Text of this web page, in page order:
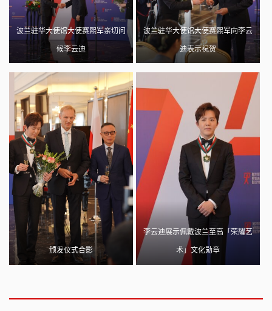
波兰驻华大使馆大使赛熙军亲切问
候李云迪
波兰驻华大使馆大使赛熙军向李云
迪表示祝贺
颁发仪式合影
李云迪展示佩戴波兰至高「荣耀艺
术」文化勋章